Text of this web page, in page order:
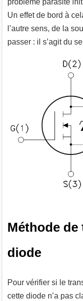
problème parasite
Un effet de bord à
l’autre sens, de la
passer : il s’agit du
Méthode de
diode
Pour vérifier si le
cette diode n’a pas